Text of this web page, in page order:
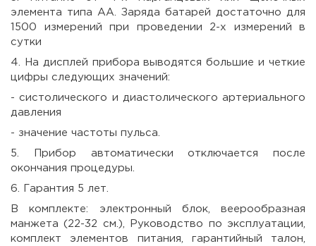
элемента типа АА. Заряда батарей достаточно для
1500 измерений при проведении 2-х измерений в
сутки
4. На дисплей прибора выводятся большие и четкие
цифры следующих значений:
- систолического и диастолического артериального
давления
- значение частоты пульса.
5. Прибор автоматически отключается после
окончания процедуры.
6. Гарантия 5 лет.
В комплекте: электронный блок, веерообразная
манжета (22-32 см.), Руководство по эксплуатации,
комплект элементов питания, гарантийный талон,